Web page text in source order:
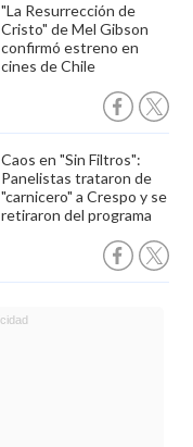
"La Resurrección de
Cristo" de Mel Gibson
confirmó estreno en
cines de Chile
Caos en "Sin Filtros":
Panelistas trataron de
"carnicero" a Crespo y se
retiraron del programa